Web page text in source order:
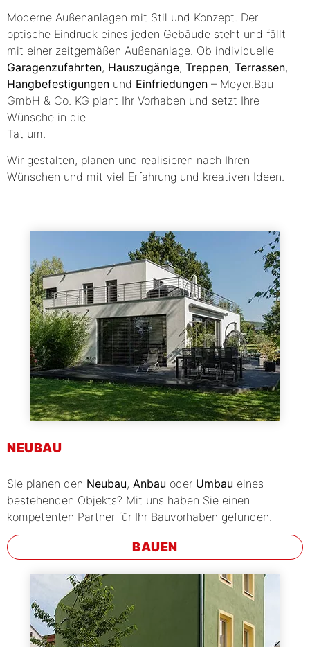
Moderne Außenanlagen mit Stil und Konzept. Der
optische Eindruck eines jeden Gebäude steht und fällt
mit einer zeitgemäßen Außenanlage. Ob individuelle
Garagenzufahrten, Hauszugänge, Treppen, Terrassen,
Hangbefestigungen und Einfriedungen – Meyer.Bau
GmbH & Co. KG plant Ihr Vorhaben und setzt Ihre
Wünsche in die
Tat um.
Wir gestalten, planen und realisieren nach Ihren
Wünschen und mit viel Erfahrung und kreativen Ideen.
NEUBAU
Sie planen den Neubau, Anbau oder Umbau eines
bestehenden Objekts? Mit uns haben Sie einen
kompetenten Partner für Ihr Bauvorhaben gefunden.
BAUEN